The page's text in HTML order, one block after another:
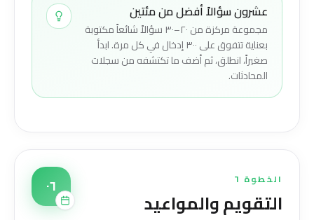
عشرون سؤالاً أفضل من مئتين
مجموعة مركزة من ٢٠–٣٠ سؤالاً شائعاً مكتوبة
بعناية تتفوق على ٣٠٠ إدخال في كل مرة. ابدأ
صغيراً، انطلق، ثم أضف ما تكتشفه من سجلات
المحادثات.
٠٦ الخطوة ٦
التقويم والمواعيد